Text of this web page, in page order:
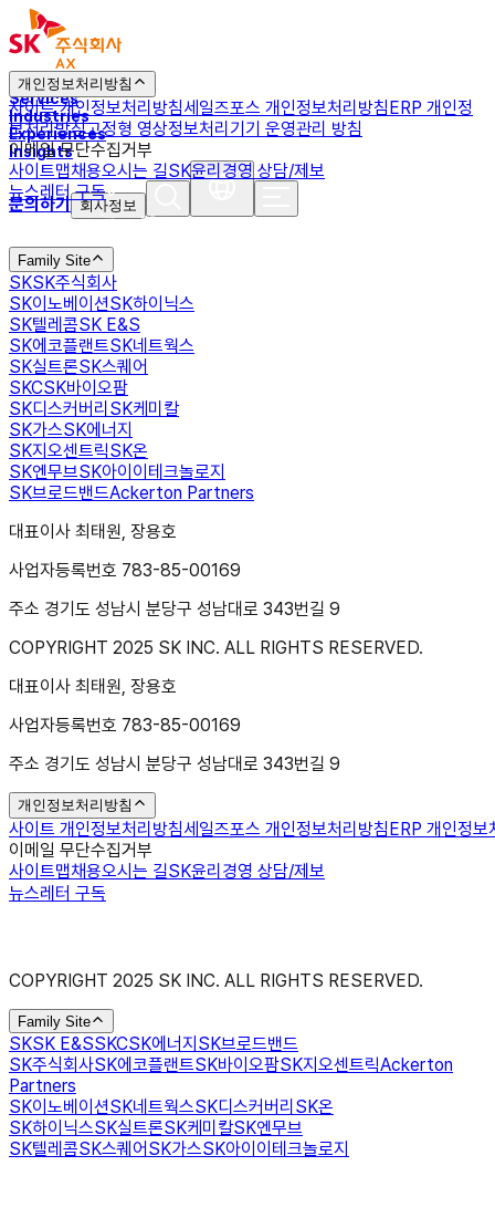
AXgenticWire
Services
Industries
Experiences
Insights
문의하기 회사정보
개인정보처리방침
사이트 개인정보처리방침세일즈포스 개인정보처리방침 ERP 개인정
보처리방침고정형 영상정보처리기기 운영관리 방침
이메일 무단수집거부
사이트맵채용오시는 길SK윤리경영 상담/제보
뉴스레터 구독
Family Site
SKSK주식회사
SK이노베이션SK하이닉스
SK텔레콤SK E&S
SK에코플랜트SK네트웍스
SK실트론SK스퀘어
SKCSK바이오팜
SK디스커버리 SK케미칼
SK가스SK에너지
SK지오센트릭SK온
SK엔무브SK아이이테크놀로지
SK브로드밴드Ackerton Partners
대표이사 최태원, 장용호
사업자등록번호 783-85-00169
주소 경기도 성남시 분당구 성남대로 343번길 9
COPYRIGHT 2025 SK INC. ALL RIGHTS RESERVED.
대표이사 최태원, 장용호
사업자등록번호 783-85-00169
주소 경기도 성남시 분당구 성남대로 343번길 9
개인정보처리방침
사이트 개인정보처리방침세일즈포스 개인정보처리방침ERP 개인정보
이메일 무단수집거부
사이트맵채용오시는 길SK윤리경영 상담/제보
뉴스레터 구독
COPYRIGHT 2025 SK INC. ALL RIGHTS RESERVED.
Family Site
SKSK E&SSKCSK에너지 SK브로드밴드
SK주식회사SK에코플랜트SK바이오팜SK지오센트릭Ackerton
Partners
SK이노베이션SK네트웍스SK디스커버리 SK온
SK하이닉스SK실트론SK케미칼SK엔무브
SK텔레콤SK스퀘어 SK가스SK아이이테크놀로지